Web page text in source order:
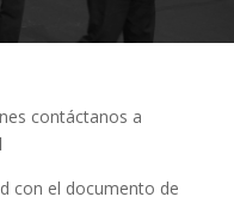
contáctanos a
con el documento de